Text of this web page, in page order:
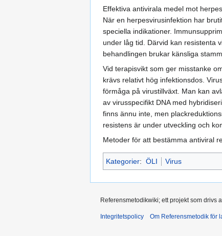
Effektiva antivirala medel mot
När en herpesvirusinfektion har
speciella indikationer.
under låg tid. Därvid kan resistenta
behandlingen brukar känsliga
Vid terapisvikt som ger misstanke
krävs relativt hög infektionsdos.
förmåga på virustillväxt. Man kan
av virusspecifikt DNA med
finns ännu inte, men
resistens är under utveckling och
Metoder för att bestämma antiviral
Kategorier: ÖLI Virus
Referensmetodikwiki; ett projekt som
Integritetspolicy Om Referensmetodik för